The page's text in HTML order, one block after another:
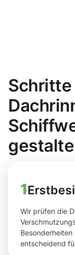
Schritte
1
Wir prüfen die
Besonderheiten
entscheidend